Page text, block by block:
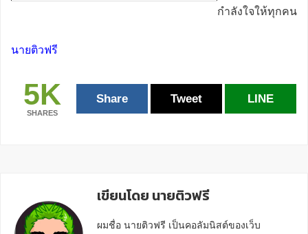
กำลังใจให้ทุกคน
นายติวฟรี
5K
SHARES
Share Tweet LINE
Interactionsเขียนโดย นายติวฟรี
ผมชื่อ นายติวฟรี เป็นคอลัมนิสต์ของเว็บ